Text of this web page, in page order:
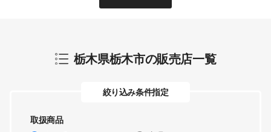
栃木県栃木市の販売店一覧
絞り込み条件指定
取扱商品